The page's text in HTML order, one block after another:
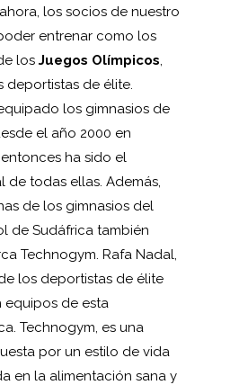
los socios de nuestro
entrenar como los
los Juegos Olímpicos,
deportistas de élite.
los gimnasios de
el año 2000 en
ha sido el
de todas ellas. Además,
de los gimnasios del
de Sudáfrica también
Technogym. Rafa Nadal,
los deportistas de élite
equipos de esta
Technogym, es una
por un estilo de vida
en la alimentación sana y